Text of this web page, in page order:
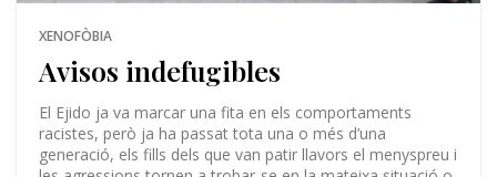
XENOFÒBIA
Avisos indefugibles
El Ejido ja va marcar una fita en els comportaments
racistes, però ja ha passat tota una o més d’una
generació, els fills dels que van patir llavors el menyspreu i